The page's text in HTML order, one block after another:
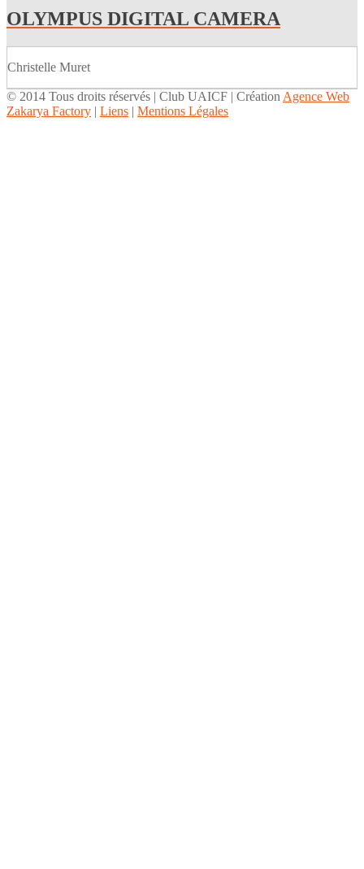
OLYMPUS DIGITAL CAMERA
Christelle Muret
© 2014 Tous droits réservés | Club UAICF | Création Agence Web
Zakarya Factory | Liens | Mentions Légales